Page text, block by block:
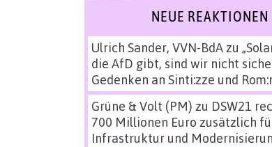
NEUE REAKTIONEN
Ulrich Sander, VVN-BdAzu
die AfD gibt, sind wir nicht
Gedenken an Sinti:zze und
Grüne & Volt (PM) zu DSW21
700 Millionen Euro zusätzlich
Infrastruktur und